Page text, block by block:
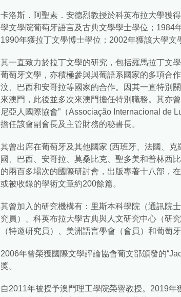
卡洛斯．阿聖素．安德烈教授於科英布拉大學獲
學文學院葡萄牙語言及古典文學學士學位；1984
1990年獲拉丁文學博士學位；2002年獲該大學文
其一直致力於拉丁文學的研究，包括羅馬拉丁文
葡萄牙文學，亦積極參與與葡語系國家的多項合
汶、巴西和安哥拉等國家的合作。因其一直特別
來澳門，此後並多次來澳門擔任特別職務。其亦
尼亞人國際協會”（Associação Internacional de
擔任該會副會長及主管財務的秘書長。
其曾出席在葡萄牙及其他國家 (西班牙、法國、
國、巴西、安哥拉、莫桑比克、聖多美和普林西
的兩百多場次的國際研討會，出版專著十八部，
或被收錄的學術文章約200餘篇。
其曾加入的研究機構有：里斯本科學院（通訊院
究員）、科英布拉大學古典與人文研究中心（研
（特邀研究員）、美洲語言學會（會員）和葡萄
2006年曾榮獲國際文學評論協會葡文部頒發的
獎。
自2011年被授予澳門理工學院榮譽教授。2019年